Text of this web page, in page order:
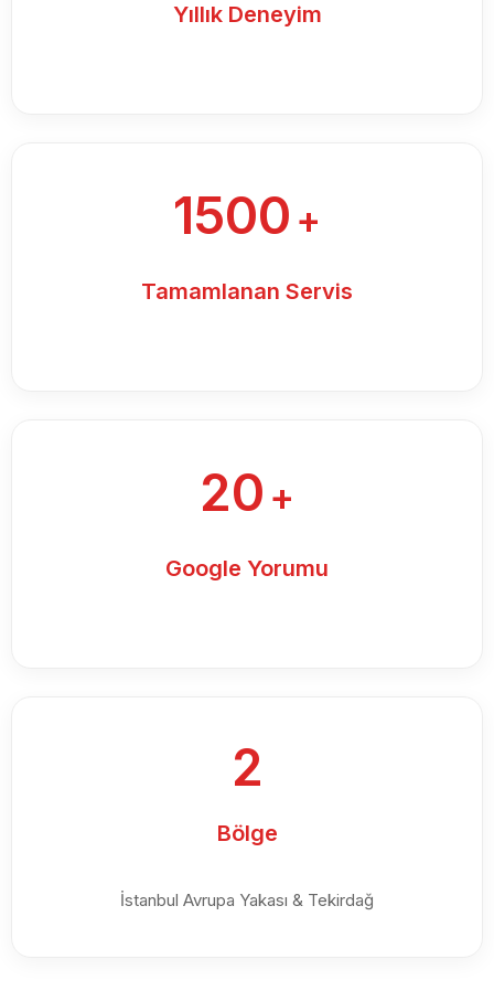
Yıllık Deneyim
1500 +
Tamamlanan Servis
20 +
Google Yorumu
2
Bölge
İstanbul Avrupa Yakası & Tekirdağ